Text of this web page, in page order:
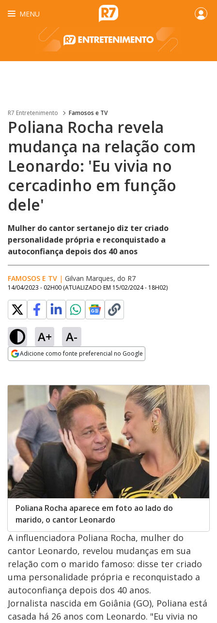
MENU
R7 Entretenimento Famosos e TV
Poliana Rocha revela
mudança na relação com
Leonardo: 'Eu vivia no
cercadinho em função
dele'
Mulher do cantor sertanejo diz ter criado
personalidade própria e reconquistado a
autoconfiança depois dos 40 anos
FAMOSOS E TV | Gilvan Marques, do R7
14/04/2023 - 02H00 (ATUALIZADO EM 15/02/2024 - 18H02)
A+ A-
Adicione como fonte preferencial no Google
Poliana Rocha aparece em foto ao lado do
marido, o cantor Leonardo
A influenciadora Poliana Rocha, mulher do
cantor Leonardo, revelou mudanças em sua
relação com o marido famoso: disse ter criado
uma personalidade própria e reconquistado a
autoconfiança depois dos 40 anos.
Jornalista nascida em Goiânia (GO), Poliana está
casada há 26 anos com Leonardo. "Eu vivia no